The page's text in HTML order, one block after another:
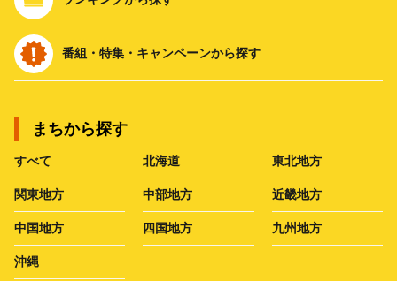
番組・特集・キャンペーンから探す
まちから探す
すべて 北海道 東北地方
関東地方 中部地方 近畿地方
中国地方 四国地方 九州地方
沖縄